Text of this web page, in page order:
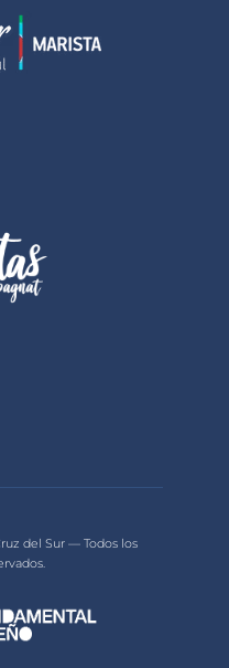
del Sur — Todos los